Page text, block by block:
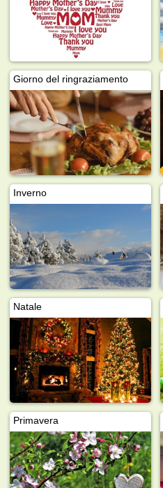
Giorno del ringraziamento
Inverno
Natale
Primavera